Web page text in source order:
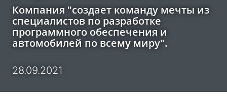
Компания "создает команду мечты из
специалистов по разработке
программного обеспечения и
автомобилей по всему миру".
28.09.2021